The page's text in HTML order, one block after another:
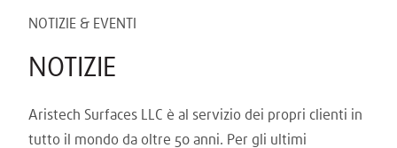
NOTIZIE & EVENTI
NOTIZIE
Aristech Surfaces LLC è al servizio dei propri clienti in
tutto il mondo da oltre 50 anni. Per gli ultimi